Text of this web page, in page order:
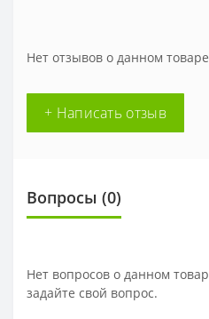
Нет отзывов о данном
+ Написать отзыв
Вопросы (0)
Нет вопросов о данном
задайте свой вопрос.